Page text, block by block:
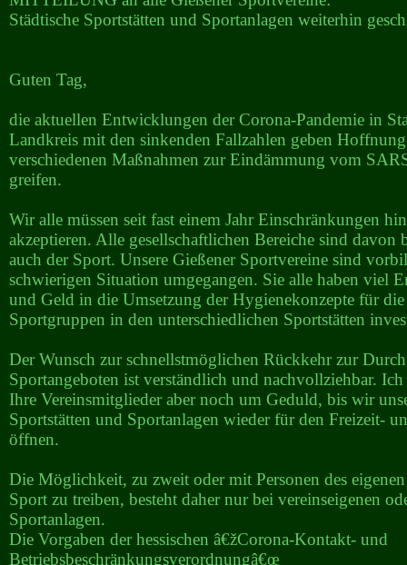
Städtische Sportstätten und Sportanlagen weiterhin
Guten Tag,
die aktuellen Entwicklungen der Corona-Pandemie in
Landkreis mit den sinkenden Fallzahlen geben
verschiedenen Maßnahmen zur Eindämmung vom
greifen.
Wir alle müssen seit fast einem Jahr Einschränkungen
akzeptieren. Alle gesellschaftlichen Bereiche sind davon
auch der Sport. Unsere Gießener Sportvereine sind
schwierigen Situation umgegangen. Sie alle haben viel
und Geld in die Umsetzung der Hygienekonzepte für die
Sportgruppen in den unterschiedlichen Sportstätten
Der Wunsch zur schnellstmöglichen Rückkehr zur
Sportangeboten ist verständlich und nachvollziehbar.
Ihre Vereinsmitglieder aber noch um Geduld, bis wir
Sportstätten und Sportanlagen wieder für den Freizeit-
öffnen.
Die Möglichkeit, zu zweit oder mit Personen des eigenen
Sport zu treiben, besteht daher nur bei vereinseigenen
Sportanlagen.
Die Vorgaben der hessischen â€žCorona-Kontakt- und
Betriebsbeschränkungsverordnungâ€œ